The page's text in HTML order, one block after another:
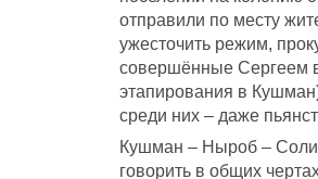
отправили по месту
ужесточить режим,
совершённые Сергеем
этапирования в
среди них – даже
Кушман – Ныроб –
говорить в общих